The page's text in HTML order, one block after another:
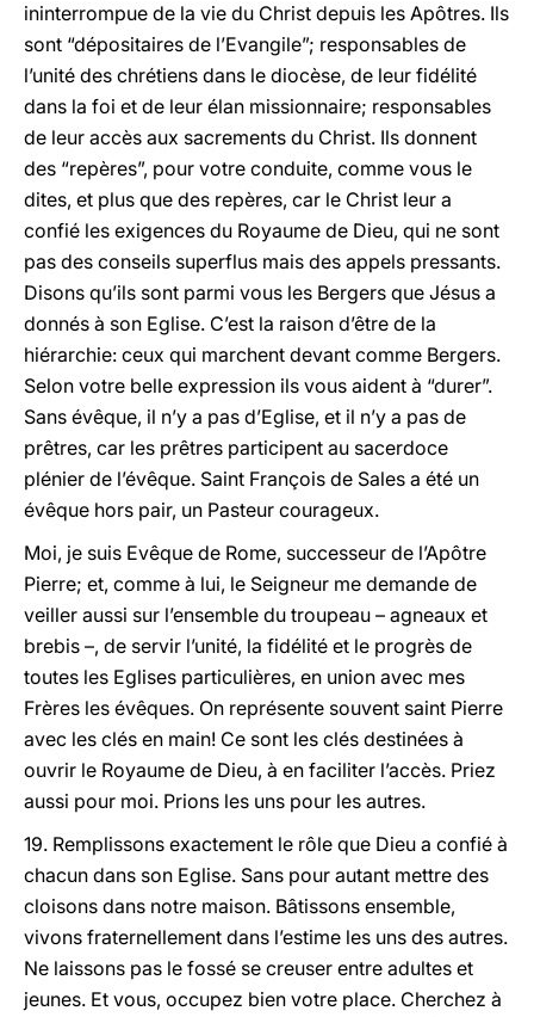
ininterrompue de la vie du Christ depuis les Apôtres. Ils
sont “dépositaires de l’Evangile”; responsables de
l’unité des chrétiens dans le diocèse, de leur fidélité
dans la foi et de leur élan missionnaire; responsables
de leur accès aux sacrements du Christ. Ils donnent
des “repères”, pour votre conduite, comme vous le
dites, et plus que des repères, car le Christ leur a
confié les exigences du Royaume de Dieu, qui ne sont
pas des conseils superflus mais des appels pressants.
Disons qu’ils sont parmi vous les Bergers que Jésus a
donnés à son Eglise. C’est la raison d’être de la
hiérarchie: ceux qui marchent devant comme Bergers.
Selon votre belle expression ils vous aident à “durer”.
Sans évêque, il n’y a pas d’Eglise, et il n’y a pas de
prêtres, car les prêtres participent au sacerdoce
plénier de l’évêque. Saint François de Sales a été un
évêque hors pair, un Pasteur courageux.
Moi, je suis Evêque de Rome, successeur de l’Apôtre
Pierre; et, comme à lui, le Seigneur me demande de
veiller aussi sur l’ensemble du troupeau – agneaux et
brebis –, de servir l’unité, la fidélité et le progrès de
toutes les Eglises particulières, en union avec mes
Frères les évêques. On représente souvent saint Pierre
avec les clés en main! Ce sont les clés destinées à
ouvrir le Royaume de Dieu, à en faciliter l’accès. Priez
aussi pour moi. Prions les uns pour les autres.
19. Remplissons exactement le rôle que Dieu a confié à
chacun dans son Eglise. Sans pour autant mettre des
cloisons dans notre maison. Bâtissons ensemble,
vivons fraternellement dans l’estime les uns des autres.
Ne laissons pas le fossé se creuser entre adultes et
jeunes. Et vous, occupez bien votre place. Cherchez à